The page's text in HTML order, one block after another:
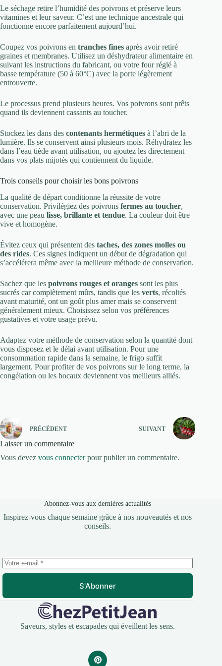
Le séchage retire l’humidité des poivrons et préserve leurs
vitamines et leur saveur. C’est une technique ancestrale qui
fonctionne encore parfaitement aujourd’hui.
Coupez vos poivrons en tranches fines après avoir retiré
graines et membranes. Utilisez un déshydrateur alimentaire en
suivant les instructions du fabricant, ou votre four réglé à
basse température (50 à 60°C) avec la porte légèrement
entrouverte.
Le processus prend plusieurs heures. Vos poivrons sont prêts
quand ils deviennent cassants au toucher.
Stockez les dans des contenants hermétiques à l’abri de la
lumière. Ils se conservent ainsi plusieurs mois. Réhydratez les
dans l’eau tiède avant utilisation, ou ajoutez les directement
dans vos plats mijotés qui contiennent du liquide.
Trois conseils pour choisir les bons poivrons
La qualité de départ conditionne la réussite de votre
conservation. Privilégiez des poivrons fermes au toucher,
avec une peau lisse, brillante et tendue. La couleur doit être
vive et homogène.
Évitez ceux qui présentent des taches, des zones molles ou
des rides. Ces signes indiquent un début de dégradation qui
s’accélérera même avec la meilleure méthode de conservation.
Sachez que les poivrons rouges et oranges sont les plus
sucrés car complètement mûrs, tandis que les verts, récoltés
avant maturité, ont un goût plus amer mais se conservent
généralement mieux. Choisissez selon vos préférences
gustatives et votre usage prévu.
Adaptez votre méthode de conservation selon la quantité dont
vous disposez et le délai avant utilisation. Pour une
consommation rapide dans la semaine, le frigo suffit
largement. Pour profiter de vos poivrons sur le long terme, la
congélation ou les bocaux deviennent vos meilleurs alliés.
PRÉCÉDENT SUIVANT
Laisser un commentaire
Vous devez vous connecterpour publier un commentaire.
Abonnez-vous aux dernières actualités
Inspirez-vous chaque semaine grâce à nos nouveautés et nos
conseils.
S'Abonner
Saveurs, styles et escapades qui éveillent les sens.